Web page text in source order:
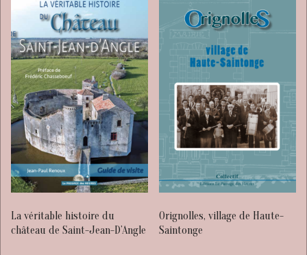
La véritable histoire du
château de Saint-Jean-D’Angle
Orignolles, village de Haute-
Saintonge